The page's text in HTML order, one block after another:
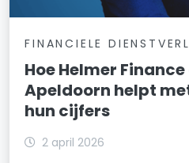
FINANCIELE
Hoe Helmer
Apeldoorn helpt
hun cijfers
2 april 2026